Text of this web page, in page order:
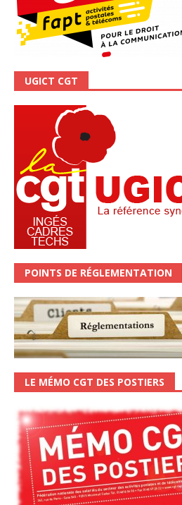
UGICT CGT
POINTS DE RÉGLEMENTATION
LE MÉMO CGT DES POSTIERS